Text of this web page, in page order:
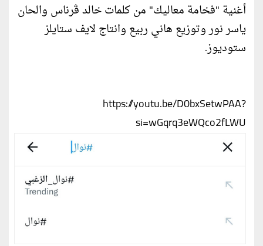
أغنية "فخامة معاليك" من كلمات خالد ڤرناس والحان
ياسر نور وتوزيع هاني ربيع وانتاج لايف ستايلز
ستوديوز.
https://youtu.be/D0bxSetwPAA?
si=wGqrq3eWQco2fLWU